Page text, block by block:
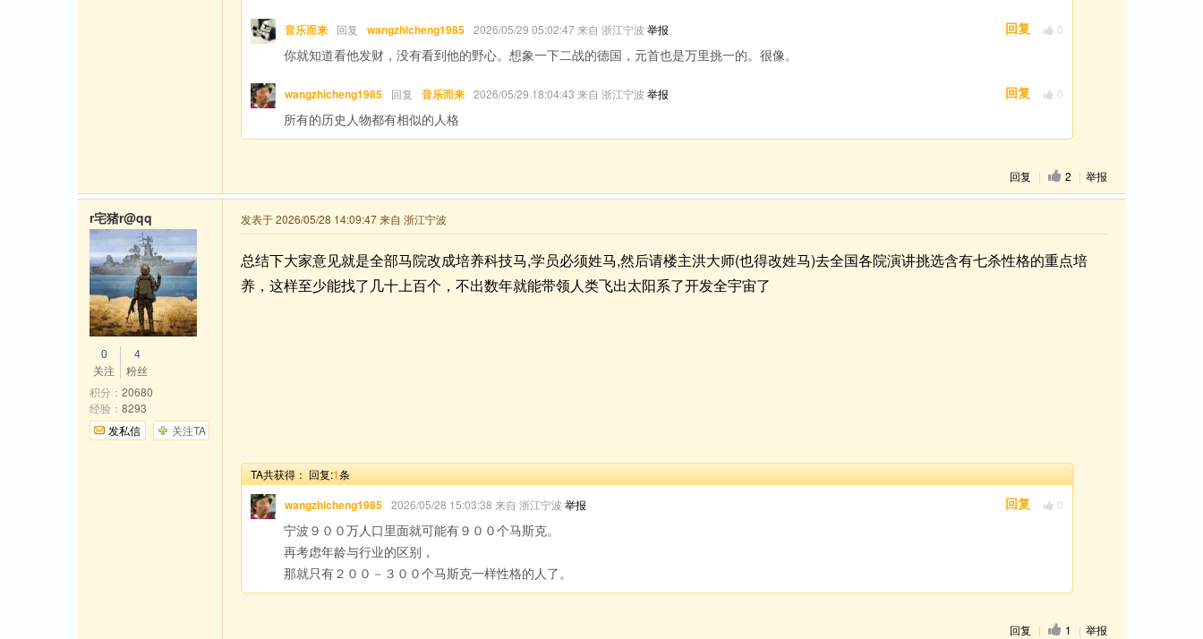
音乐而来 回复 wangzhicheng1985 2026/05/29 05:02:47 来自 浙江宁波 举报 0
回复
你就知道看他发财，没有看到他的野心。想象一下二战的德国，元首也是万里挑一的。很像。
wangzhicheng1985 回复 音乐而来 2026/05/29 18:04:43 来自 浙江宁波 举报 0
回复
所有的历史人物都有相似的人格
回复 | 2 | 举报
发表于 2026/05/28 14:09:47 来自 浙江宁波
总结下大家意见就是全部马院改成培养科技马,学员必须姓马,然后请楼主洪大师(也得改姓马)去全国各院演讲挑选含有七杀性格的重点培
养，这样至少能找了几十上百个，不出数年就能带领人类飞出太阳系了开发全宇宙了
TA共获得：回复:1条
wangzhicheng1985 2026/05/28 15:03:38 来自 浙江宁波 举报 0
回复
宁波９００万人口里面就可能有９００个马斯克。
再考虑年龄与行业的区别，
那就只有２００－３００个马斯克一样性格的人了。
回复 | 1 | 举报
r宅猪r@qq
0
关注
4
粉丝
积分： 20680
经验： 8293
发私信
关注TA